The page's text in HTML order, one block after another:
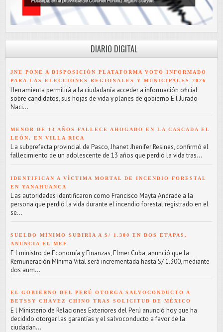
DIARIO DIGITAL
JNE PONE A DISPOSICIÓN PLATAFORMA VOTO INFORMADO
PARA LAS ELECCIONES REGIONALES Y MUNICIPALES 2026
Herramienta permitirá a la ciudadanía acceder a información oficial
sobre candidatos, sus hojas de vida y planes de gobierno E l Jurado
Naci...
MENOR DE 13 AÑOS FALLECE AHOGADO EN LA CASCADA EL
LEÓN, EN VILLA RICA
L a subprefecta provincial de Pasco, Jhanet Jhenifer Resines, confirmó el
fallecimiento de un adolescente de 13 años que perdió la vida tras...
IDENTIFICAN A VÍCTIMA MORTAL DE INCENDIO FORESTAL
EN YANAHUANCA
L as autoridades identificaron como Francisco Mayta Andrade a la
persona que perdió la vida durante el incendio forestal registrado en el
se...
SUELDO MÍNIMO SUBIRÍA A S/ 1.300 EN DOS ETAPAS,
ANUNCIA EL MEF
E l ministro de Economía y Finanzas, Elmer Cuba, anunció que la
Remuneración Mínima Vital será incrementada hasta S/ 1.300, mediante
dos aum...
EL GOBIERNO DEL PERÚ OTORGA SALVOCONDUCTO A
BETSSY CHÁVEZ CHINO TRAS SOLICITUD DE MÉXICO
E l Ministerio de Relaciones Exteriores del Perú anunció hoy que ha
decidido otorgar las garantías y el salvoconducto a favor de la
ciudadan...